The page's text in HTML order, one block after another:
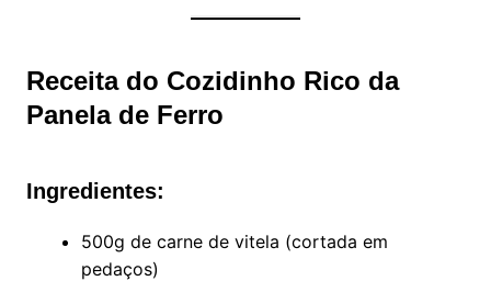
Receita do Cozidinho Rico da
Panela de Ferro
Ingredientes:
500g de carne de vitela (cortada em
pedaços)